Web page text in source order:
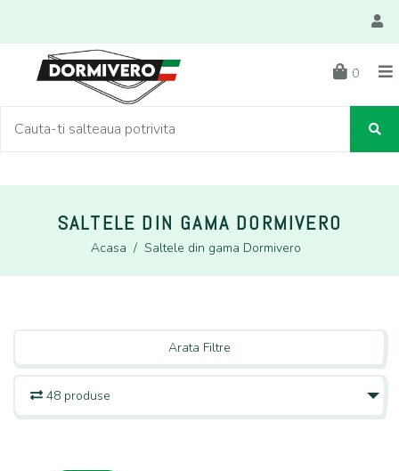
0
SALTELE DIN GAMA DORMIVERO
Acasa / Saltele din gama Dormivero
Arata Filtre
48 produse